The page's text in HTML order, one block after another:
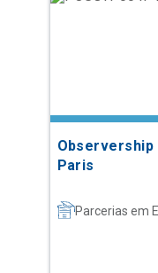
Observership
Paris
Parcerias em